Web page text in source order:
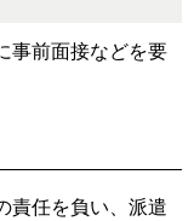
事前面接などを要
責任を負い、派遣